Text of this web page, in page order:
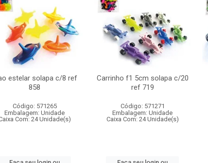
estelar solapa c/8 ref
858
Código: 571265
Embalagem: Unidade
Com: 24 Unidade(s)
Carrinho f1 5cm solapa c/20
ref 719
Código: 571271
Embalagem: Unidade
Caixa Com: 24 Unidade(s)